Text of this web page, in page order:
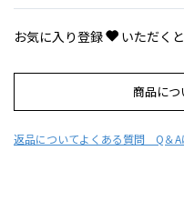
お気に入り登録 いただく
商品に
返品についてよくある質問 Q＆A